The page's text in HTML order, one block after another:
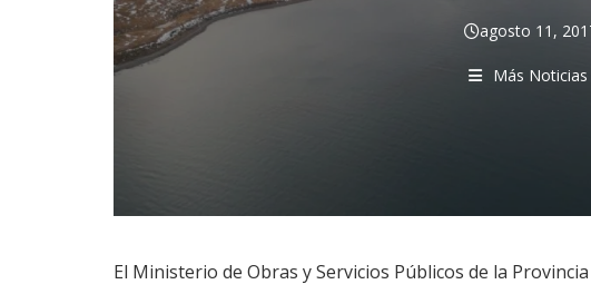
agosto 11,
Más Noticias
El Ministerio de Obras y Servicios Públicos de la